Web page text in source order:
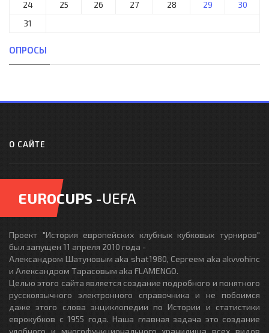
24
25 26 27 28 29
30
31
ОПРОСЫ
О САЙТЕ
EUROCUPS -UEFA
Проект "История европейских клубных кубковых турниров"
был запущен 11 апреля 2010 года -
Александром Шатуновым aka shat1980, Сергеем aka akvvohinc
и Александром Тарасовым aka FLAMENGO.
Целью этого сайта является создание подробного и понятного
русскоязычного электронного справочника и не побоимся
даже этого слова энциклопедии по Истории и статистики
еврокубков с 1955 года. Наша главная задача это создание